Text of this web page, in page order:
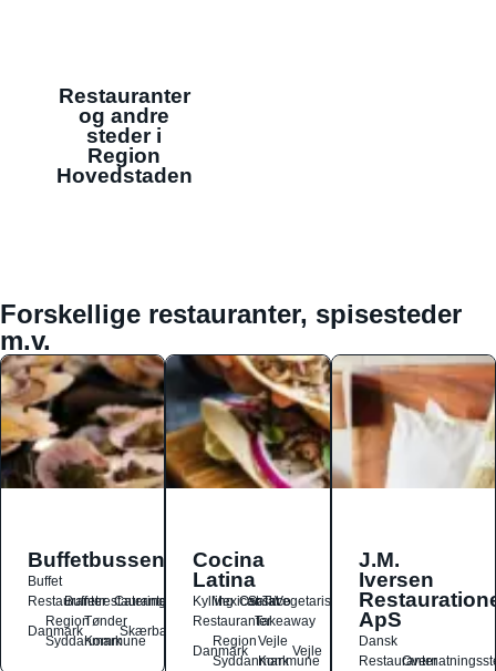
Restauranter
og andre
steder i
Region
Hovedstaden
Forskellige restauranter, spisesteder
m.v.
Buffetbussen
Buffet
Restauranter
Buffetrestauranter
Catering
Danmark
Region
Syddanmark
Tønder
Kommune
Skærbæk
Cocina
Latina
Kylling
Mexicansk
OstSalat
TacoVegetarisk
RestauranterTakeaway
Danmark
Region
Syddanmark
Vejle
Kommune
Vejle
J.M.
Iversen
ApS
Dansk
Restauranter